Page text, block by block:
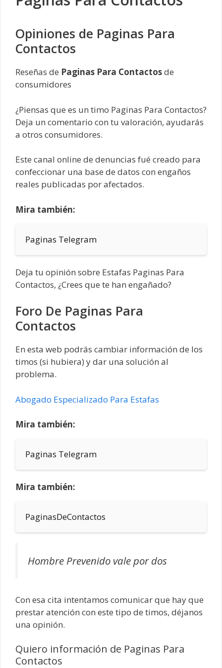
Opiniones de Paginas Para
Contactos
Reseñas de Paginas Para Contactosde
consumidores
¿Piensas que es un timo Paginas Para Contactos?
Deja un comentario con tu valoración, ayudarás
a otros consumidores.
Este canal online de denuncias fué creado para
confeccionar una base de datos con engaños
reales publicadas por afectados.
Mira también:
Paginas Telegram
Deja tu opinión sobre Estafas Paginas Para
Contactos, ¿Crees que te han engañado?
Foro De Paginas Para
Contactos
En esta web podrás cambiar información de los
timos (si hubiera) y dar una solución al
problema.
Abogado Especializado Para Estafas
Mira también:
Paginas Telegram
Mira también:
PaginasDeContactos
Hombre Prevenido vale por dos
Con esa cita intentamos comunicar que hay que
prestar atención con este tipo de timos, déjanos
una opinión.
Quiero información de Paginas Para
Contactos